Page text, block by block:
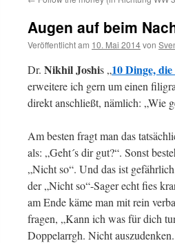
Augen auf beim
Veröffentlicht am 10. Mai 2014von
Dr. Nikhil Joshis „10 Dinge,
erweitere ich gern um einen
direkt anschließt, nämlich: „Wie
Am besten fragt man das
als: „Geht´s dir gut?“. Sonst
„Nicht so“. Und das ist
der „Nicht so“-Sager echt fies
am Ende käme man mit rein
fragen, „Kann ich was für dich
Doppelarrgh. Nicht auszudenken.